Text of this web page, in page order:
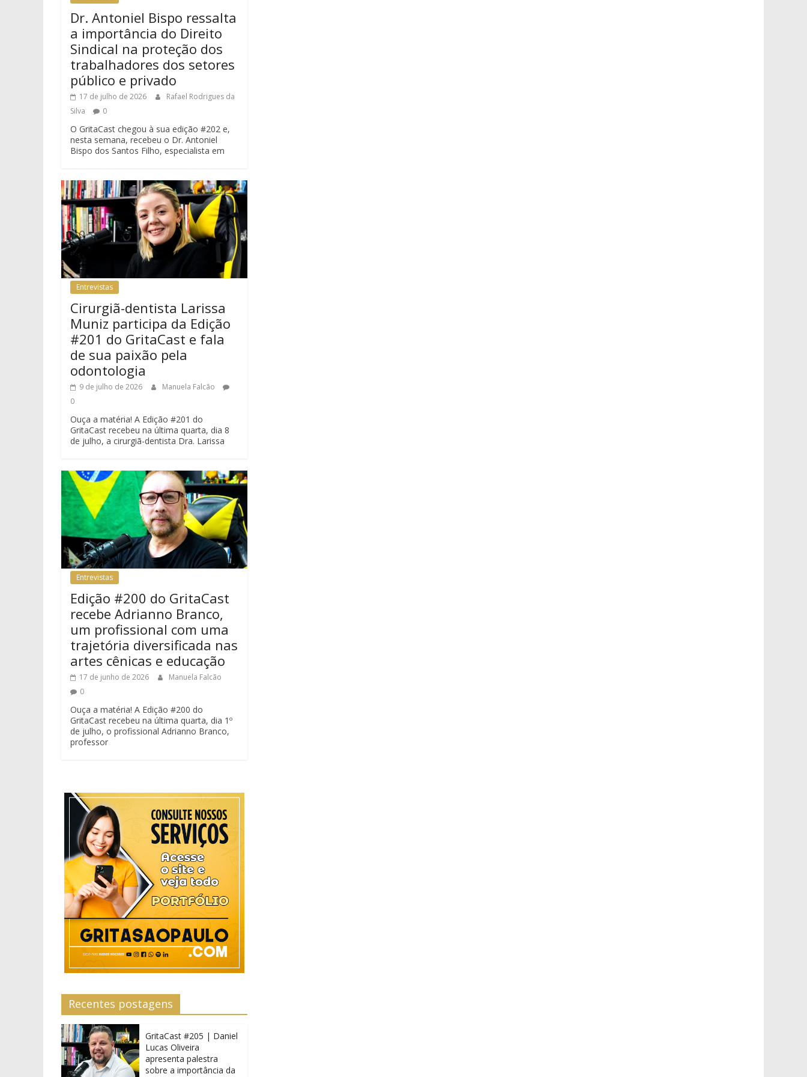
Dr. Antoniel Bispo ressalta
a importância do Direito
Sindical na proteção dos
trabalhadores dos setores
público e privado
17 de julho de 2026
Rafael Rodrigues da
Silva
0
O GritaCast chegou à sua edição #202 e,
nesta semana, recebeu o Dr. Antoniel
Bispo dos Santos Filho, especialista em
Entrevistas
Cirurgiã-dentista Larissa
Muniz participa da Edição
#201 do GritaCast e fala
de sua paixão pela
odontologia
9 de julho de 2026
Manuela Falcão
0
Ouça a matéria! A Edição #201 do
GritaCast recebeu na última quarta, dia 8
de julho, a cirurgiã-dentista Dra. Larissa
Entrevistas
Edição #200 do GritaCast
recebe Adrianno Branco,
um profissional com uma
trajetória diversificada nas
artes cênicas e educação
17 de junho de 2026
Manuela Falcão
0
Ouça a matéria! A Edição #200 do
GritaCast recebeu na última quarta, dia 1º
de julho, o profissional Adrianno Branco,
professor
Recentes postagens
GritaCast #205 | Daniel
Lucas Oliveira
apresenta palestra
sobre a importância da